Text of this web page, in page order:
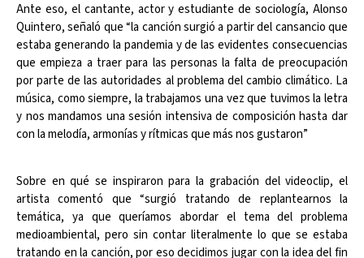
Ante eso, el cantante, actor y estudiante de sociología, Alonso
Quintero, señaló que “la canción surgió a partir del cansancio que
estaba generando la pandemia y de las evidentes consecuencias
que empieza a traer para las personas la falta de preocupación
por parte de las autoridades al problema del cambio climático. La
música, como siempre, la trabajamos una vez que tuvimos la letra
y nos mandamos una sesión intensiva de composición hasta dar
con la melodía, armonías y rítmicas que más nos gustaron”
Sobre en qué se inspiraron para la grabación del videoclip, el
artista comentó que “surgió tratando de replantearnos la
temática, ya que queríamos abordar el tema del problema
medioambiental, pero sin contar literalmente lo que se estaba
tratando en la canción, por eso decidimos jugar con la idea del fin